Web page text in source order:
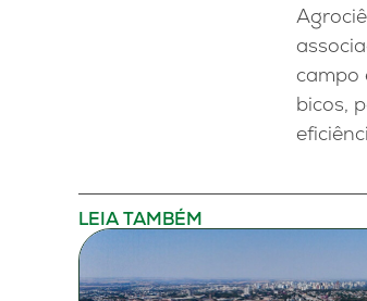
campo
bicos,
LEIA TAMBÉM